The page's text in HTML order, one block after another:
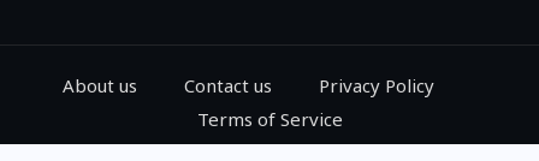
About us Contact us
Privacy Policy
Terms of Service